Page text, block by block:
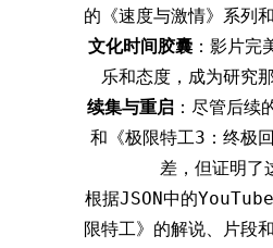
的《速度与激情》系列
文化时间胶囊 ：影片
乐和态度，成为研究
续集与重启 ：尽管后续
和《极限特工3：终极
差，但证明了
根据JSON中的
限特工》的解说、片段